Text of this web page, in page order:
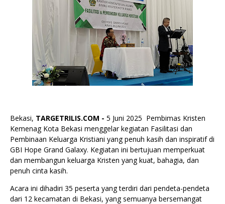
Bekasi, TARGETRILIS.COM - 5 Juni 2025 Pembimas Kristen
Kemenag Kota Bekasi menggelar kegiatan Fasilitasi dan
Pembinaan Keluarga Kristiani yang penuh kasih dan inspiratif di
GBI Hope Grand Galaxy. Kegiatan ini bertujuan memperkuat
dan membangun keluarga Kristen yang kuat, bahagia, dan
penuh cinta kasih.
Acara ini dihadiri 35 peserta yang terdiri dari pendeta-pendeta
dari 12 kecamatan di Bekasi, yang semuanya bersemangat